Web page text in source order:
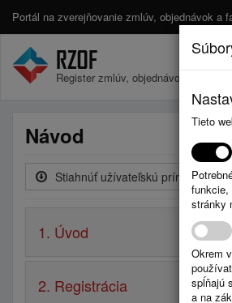
Portál na zverejňovanie zmlúv, objednávok a
Register zmlúv, objednávok a faktúr.
Návod
Stiahnúť užívateľskú príručku
1. Úvod
2. Registrácia
Tieto
funkcie,
stránky
Okrem
spĺňajú
a na